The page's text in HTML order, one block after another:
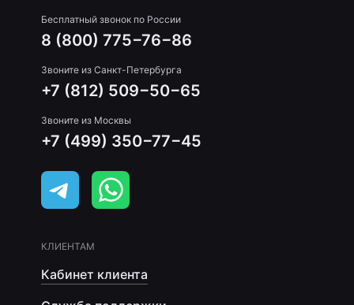
Бесплатный звонок по России
8 (800) 775−76−86
Звоните из Санкт-Петербурга
+7 (812) 509−50−65
Звоните из Москвы
+7 (499) 350−77−45
КЛИЕНТАМ
Кабинет клиента